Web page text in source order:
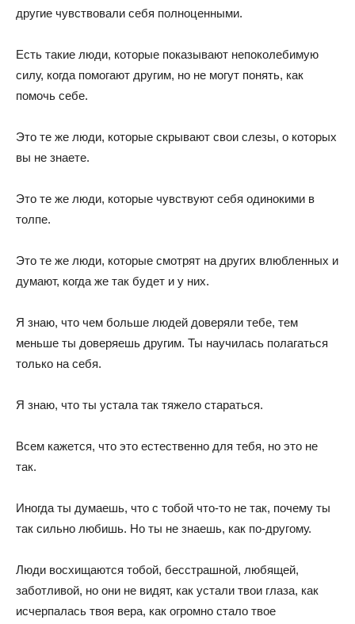
другие чувствовали себя полноценными.
Есть такие люди, которые показывают непоколебимую
силу, когда помогают другим, но не могут понять, как
помочь себе.
Это те же люди, которые скрывают свои слезы, о которых
вы не знаете.
Это те же люди, которые чувствуют себя одинокими в
толпе.
Это те же люди, которые смотрят на других влюбленных и
думают, когда же так будет и у них.
Я знаю, что чем больше людей доверяли тебе, тем
меньше ты доверяешь другим. Ты научилась полагаться
только на себя.
Я знаю, что ты устала так тяжело стараться.
Всем кажется, что это естественно для тебя, но это не
так.
Иногда ты думаешь, что с тобой что-то не так, почему ты
так сильно любишь. Но ты не знаешь, как по-другому.
Люди восхищаются тобой, бесстрашной, любящей,
заботливой, но они не видят, как устали твои глаза, как
исчерпалась твоя вера, как огромно стало твое